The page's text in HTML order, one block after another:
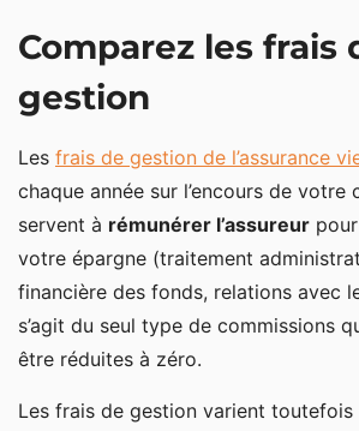
Comparez les frais
gestion
Les frais de gestion de l’assurance
chaque année sur l’encours de votre
servent à rémunérer l’assureur
votre épargne (traitement
financière des fonds, relations avec
s’agit du seul type de commissions
être réduites à zéro.
Les frais de gestion varient toutefois